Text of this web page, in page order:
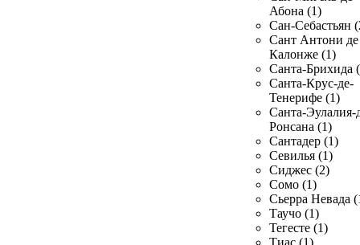
Абона (1)
Сан-Себастьян
Сант Антони де
Калонже (1)
Санта-Брихида
Санта-Крус-де-
Тенерифе (1)
Санта-Эулалия-
Ронсана (1)
Сантадер (1)
Севилья (1)
Сиджес (2)
Сомо (1)
Сьерра Невада
Таучо (1)
Тегесте (1)
Тиас (1)